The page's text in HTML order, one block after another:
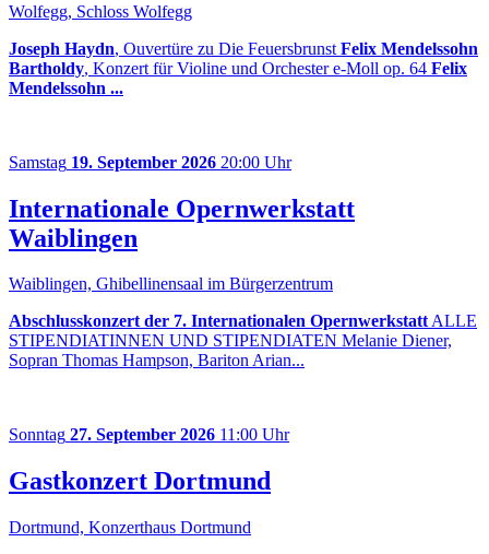
Wolfegg, Schloss Wolfegg
Joseph Haydn, Ouvertüre zu Die Feuersbrunst Felix Mendelssohn
Bartholdy, Konzert für Violine und Orchester e-Moll op. 64 Felix
Mendelssohn ...
Samstag 19. September 2026 20:00 Uhr
Internationale Opernwerkstatt
Waiblingen
Waiblingen, Ghibellinensaal im Bürgerzentrum
Abschlusskonzert der 7. Internationalen OpernwerkstattALLE
STIPENDIATINNEN UND STIPENDIATEN Melanie Diener,
Sopran Thomas Hampson, Bariton Arian...
Sonntag 27. September 2026 11:00 Uhr
Gastkonzert Dortmund
Dortmund, Konzerthaus Dortmund